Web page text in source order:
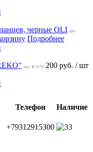
черные OLI арт:
Подробнее
арт: R-2170 200 руб. / шт
Телефон
Наличие
+79312915300
3